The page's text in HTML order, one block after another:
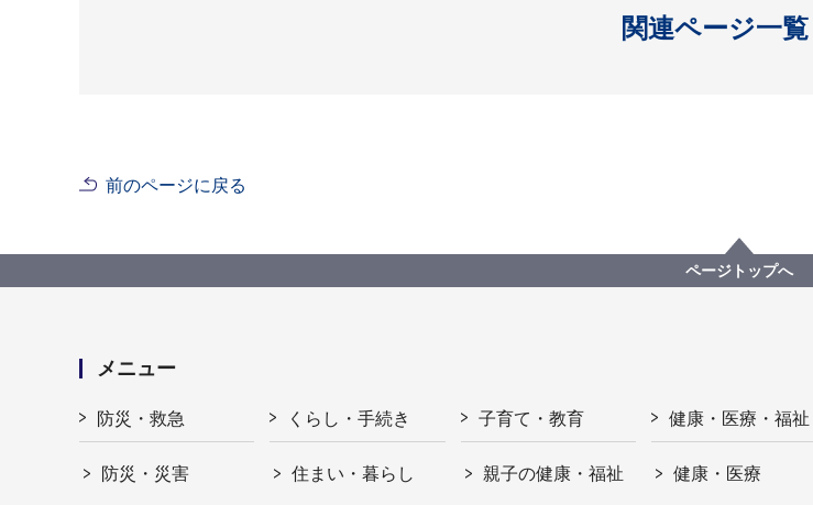
関連ページ一覧
開く
前のページに戻る
ページトップへ
メニュー
防災・救急
防災・災害
くらし・手続き
住まい・暮らし
子育て・教育
親子の健康・福祉
健康・医療・福祉
健康・医療